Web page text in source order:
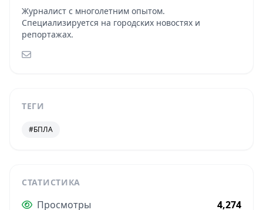
Журналист с многолетним опытом.
Специализируется на городских новостях и
репортажах.
ТЕГИ
#БПЛА
СТАТИСТИКА
Просмотры
4,274